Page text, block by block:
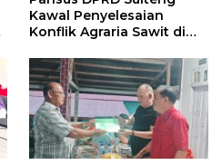
Kawal Penyelesaian
Konflik Agraria Sawit di